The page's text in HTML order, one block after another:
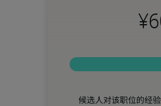
候选人对该职位的经